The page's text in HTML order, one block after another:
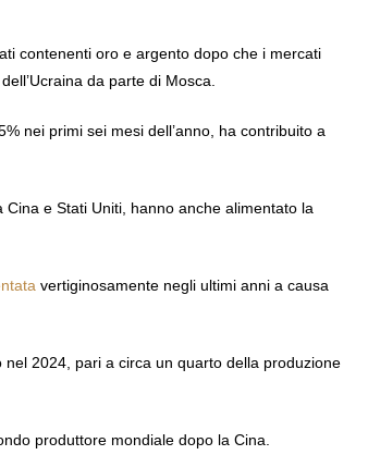
contenenti oro e argento dopo che i mercati
da parte di Mosca.
nei primi sei mesi dell’anno, ha contribuito a
e Stati Uniti, hanno anche alimentato la
vertiginosamente negli ultimi anni a causa
2024, pari a circa un quarto della produzione
produttore mondiale dopo la Cina.